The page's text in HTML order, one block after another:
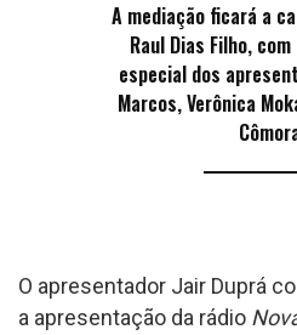
A mediação ficará a
Raul Dias Filho,
especial dos
Marcos, Verônica
O apresentador Jair Duprá
a apresentação da rádio